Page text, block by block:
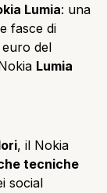
Lumia: una
fasce di
euro del
Lumia
, il Nokia
tecniche
social